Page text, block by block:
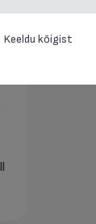
Keeldu kõigist